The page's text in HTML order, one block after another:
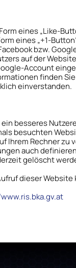
eines „Like-
eines „+1-
bzw.
auf der
Account
finden Sie
einverstanden.
besseres
besuchten
Ihrem Rechner zu
auch
gelöscht
dieser Website